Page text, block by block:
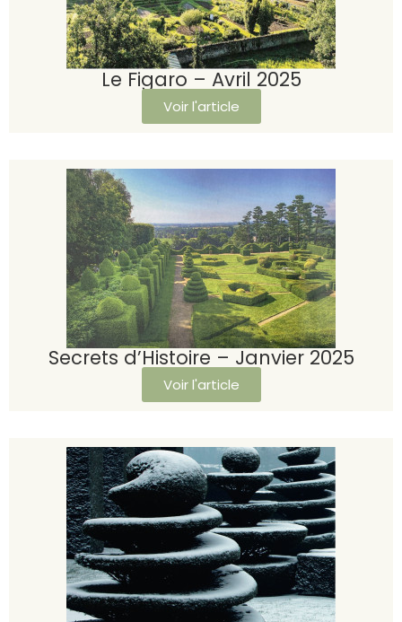
Le Figaro – Avril 2025
Voir l'article
Secrets d’Histoire – Janvier 2025
Voir l'article